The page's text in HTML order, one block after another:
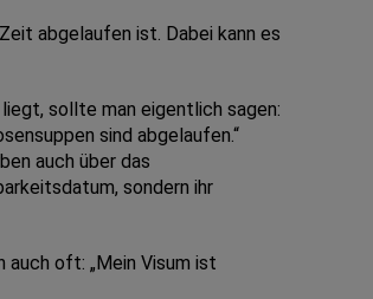
abgelaufen ist. Dabei kann es
sollte man eigentlich sagen:
sind abgelaufen.“
auch über das
sondern ihr
auch oft: „Mein Visum ist